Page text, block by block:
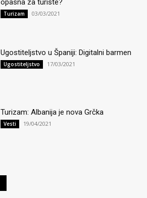
opasna za turiste?
Turizam 03/03/2021
Ugostiteljstvo u Španiji: Digitalni barmen
Ugostiteljstvo 17/03/2021
Turizam: Albanija je nova Grčka
Vesti 19/04/2021